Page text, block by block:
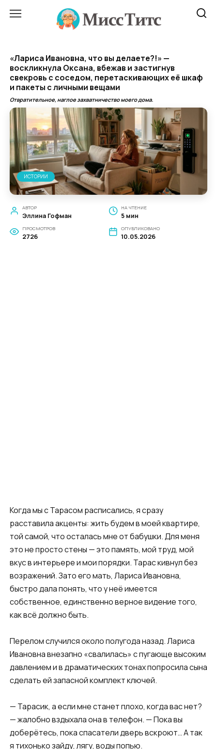
«Лариса Ивановна, что вы делаете?!» —
воскликнула Оксана, вбежав и застигнув
свекровь с соседом, перетаскивающих её шкаф
и пакеты с личными вещами
Отвратительное, наглое захватничество моего дома.
ИСТОРИИ
АВТОР
Эллина Гофман
НА ЧТЕНИЕ
5 мин
ПРОСМОТРОВ
2726
ОПУБЛИКОВАНО
10.05.2026
Когда мы с Тарасом расписались, я сразу
расставила акценты: жить будем в моей квартире,
той самой, что осталась мне от бабушки. Для меня
это не просто стены — это память, мой труд, мой
вкус в интерьере и мои порядки. Тарас кивнул без
возражений. Зато его мать, Лариса Ивановна,
быстро дала понять, что у неё имеется
собственное, единственно верное видение того,
как всё должно быть.
Перелом случился около полугода назад. Лариса
Ивановна внезапно «свалилась» с пугающе высоким
давлением и в драматических тонах попросила сына
сделать ей запасной комплект ключей.
— Тарасик, а если мне станет плохо, когда вас нет?
— жалобно вздыхала она в телефон. — Пока вы
доберётесь, пока спасатели дверь вскроют… А так
я тихонько зайду, лягу, воды попью.